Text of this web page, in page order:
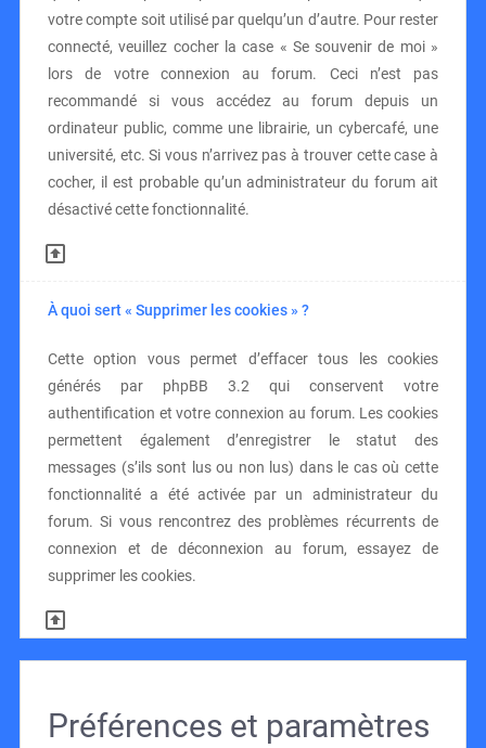
votre compte soit utilisé par quelqu’un d’autre. Pour rester
connecté, veuillez cocher la case « Se souvenir de moi »
lors de votre connexion au forum. Ceci n’est pas
recommandé si vous accédez au forum depuis un
ordinateur public, comme une librairie, un cybercafé, une
université, etc. Si vous n’arrivez pas à trouver cette case à
cocher, il est probable qu’un administrateur du forum ait
désactivé cette fonctionnalité.
À quoi sert « Supprimer les cookies » ?
Cette option vous permet d’effacer tous les cookies
générés par phpBB 3.2 qui conservent votre
authentification et votre connexion au forum. Les cookies
permettent également d’enregistrer le statut des
messages (s’ils sont lus ou non lus) dans le cas où cette
fonctionnalité a été activée par un administrateur du
forum. Si vous rencontrez des problèmes récurrents de
connexion et de déconnexion au forum, essayez de
supprimer les cookies.
Préférences et paramètres